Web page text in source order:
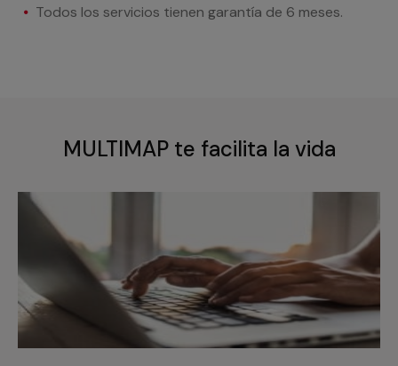
Todos los servicios tienen garantía de 6 meses.
MULTIMAP te facilita la vida